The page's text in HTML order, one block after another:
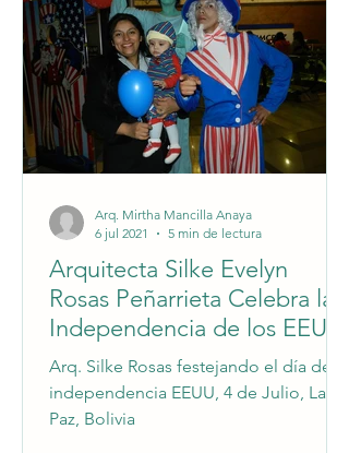
es un requisito indispensable para la obtención
del carnet universitario. Asegúrate de que la
sea clara y legible para
Arquitecta Silke Evelyn
Rosas Peñarrieta Celebra la
Independencia de los EEUU
en La Paz, Bolivia
Arq. Silke Rosas festejando el día de la
independencia EEUU, 4 de Julio, La
6 jul 2021
5 min de lectura